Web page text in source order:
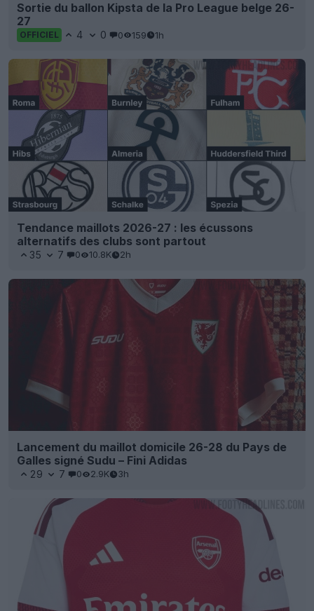
Sortie du ballon Kipsta de la Pro League belge 26-
27
OFFICIEL 4 0 0 159 1h
Tendance maillots 2026-27 : les écussons
alternatifs des clubs sont partout
35 7 0 10.8K 2h
Lancement du maillot domicile 26-28 du Pays de
Galles signé Sudu – Fini Adidas
29 7 0 2.9K 3h